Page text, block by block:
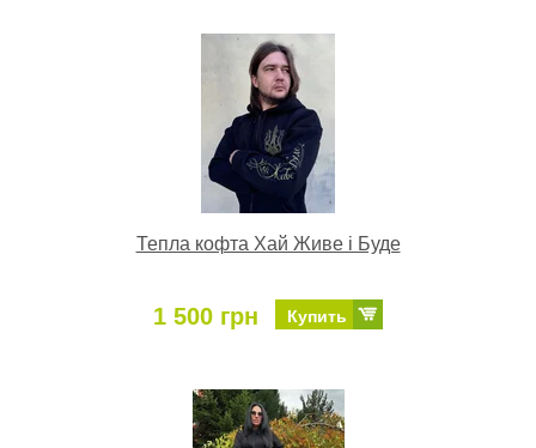
Тепла кофта Хай Живе і Буде
1 500 грн Купить